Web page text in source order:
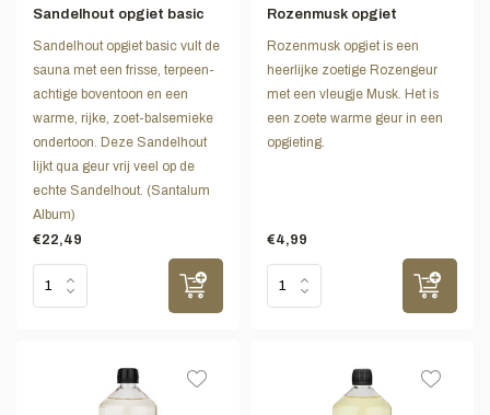
Sandelhout opgiet basic
Sandelhout opgiet basic vult de
sauna met een frisse, terpeen-
achtige boventoon en een
warme, rijke, zoet-balsemieke
ondertoon. Deze Sandelhout
lijkt qua geur vrij veel op de
echte Sandelhout. (Santalum
Album)
€22,49
Rozenmusk opgiet
Rozenmusk opgiet is een
heerlijke zoetige Rozengeur
met een vleugje Musk. Het is
een zoete warme geur in een
opgieting.
€4,99